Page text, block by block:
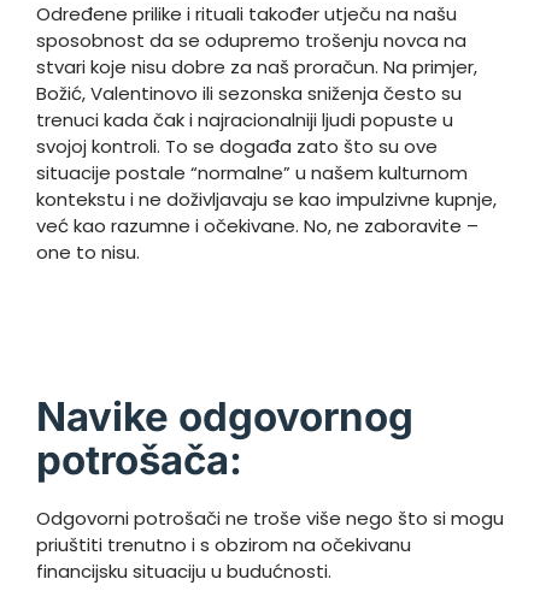
Određene prilike i rituali također utječu na našu
sposobnost da se odupremo trošenju novca na
stvari koje nisu dobre za naš proračun. Na primjer,
Božić, Valentinovo ili sezonska sniženja često su
trenuci kada čak i najracionalniji ljudi popuste u
svojoj kontroli. To se događa zato što su ove
situacije postale “normalne” u našem kulturnom
kontekstu i ne doživljavaju se kao impulzivne kupnje,
već kao razumne i očekivane. No, ne zaboravite –
one to nisu.
Navike odgovornog
potrošača:
Odgovorni potrošači ne troše više nego što si mogu
priuštiti trenutno i s obzirom na očekivanu
financijsku situaciju u budućnosti.